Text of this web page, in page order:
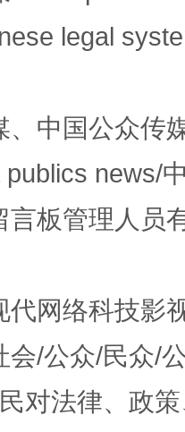
今
legal
、中国公众传
publics news/
言板管理人员
代网络科技影
会/公众/民众/
对法律、政